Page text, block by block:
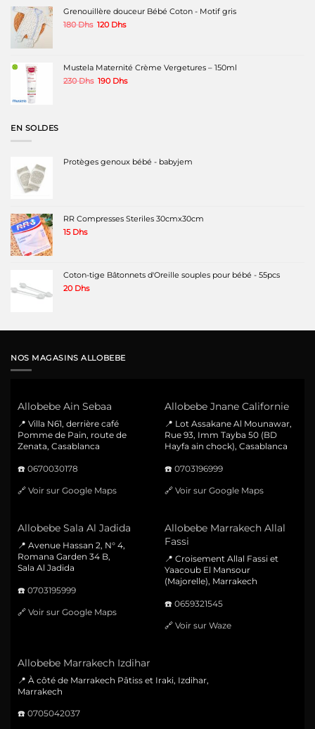
350 Dhs.
Grenouillère douceur Bébé Coton - Motif gris
180Dhs Le
180 Dhs.
120 DhsLe
120 Dhs.
Mustela Maternité Crème Vergetures – 150ml
230Dhs Le
190 DhsLe
EN SOLDES
Protèges genoux bébé - babyjem
RR Compresses Steriles 30cmx30cm
15 Dhs
Coton-tige Bâtonnets d'Oreille souples pour bébé - 55pcs
20 Dhs
NOS MAGASINS ALLOBEBE
Allobebe Ain Sebaa
📍 Villa N61, derrière café
Pomme de Pain, route de
Zenata, Casablanca
☎️ 0670030178
🔗 Voir sur Google Maps
Allobebe Jnane Californie
📍 Lot Assakane Al Mounawar,
Rue 93, Imm Tayba 50 (BD
Hayfa ain chock), Casablanca
☎️ 0703196999
🔗 Voir sur Google Maps
Allobebe Sala Al Jadida
📍 Avenue Hassan 2, N° 4,
Romana Garden 34 B,
Sala Al Jadida
☎️ 0703195999
🔗 Voir sur Google Maps
Allobebe Marrakech Allal
Fassi
📍 Croisement Allal Fassi et
Yaacoub El Mansour
(Majorelle), Marrakech
☎️ 0659321545
🔗 Voir sur Waze
Allobebe Marrakech Izdihar
📍 À côté de Marrakech Pâtiss et Iraki, Izdihar,
Marrakech
☎️ 0705042037